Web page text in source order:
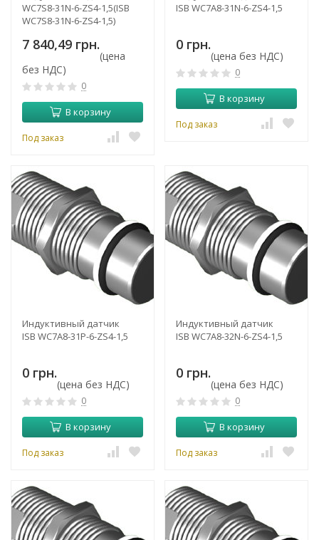
WC7S8-31N-6-ZS4-1,5(ISB
WC7S8-31N-6-ZS4-1,5)
7 840,49 грн.
(цена
без НДС)
0
В корзину
Под заказ
ISB WC7A8-31N-6-ZS4-1,5
0 грн.
(цена без НДС)
0
В корзину
Под заказ
Индуктивный датчик
ISB WC7A8-31P-6-ZS4-1,5
0 грн.
(цена без НДС)
0
В корзину
Под заказ
Индуктивный датчик
ISB WC7A8-32N-6-ZS4-1,5
0 грн.
(цена без НДС)
0
В корзину
Под заказ